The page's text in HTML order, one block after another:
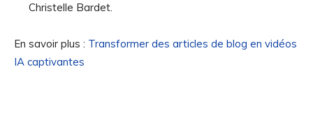
Christelle Bardet.
En savoir plus : Transformer des articles de blog en vidéos
IA captivantes